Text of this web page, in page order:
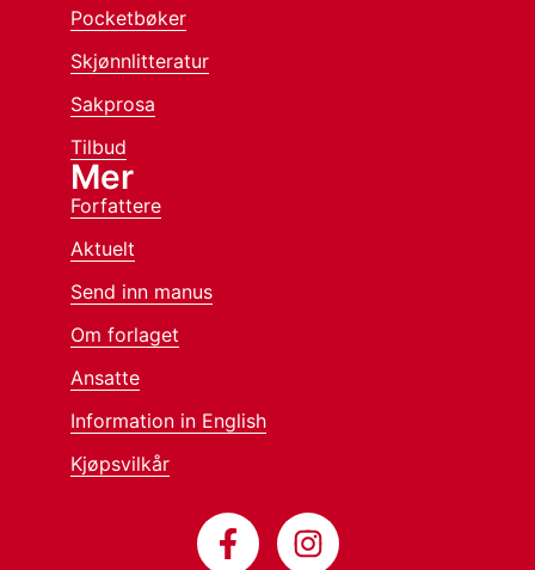
Pocketbøker
Skjønnlitteratur
Sakprosa
Tilbud
Mer
Forfattere
Aktuelt
Send inn manus
Om forlaget
Ansatte
Information in English
Kjøpsvilkår